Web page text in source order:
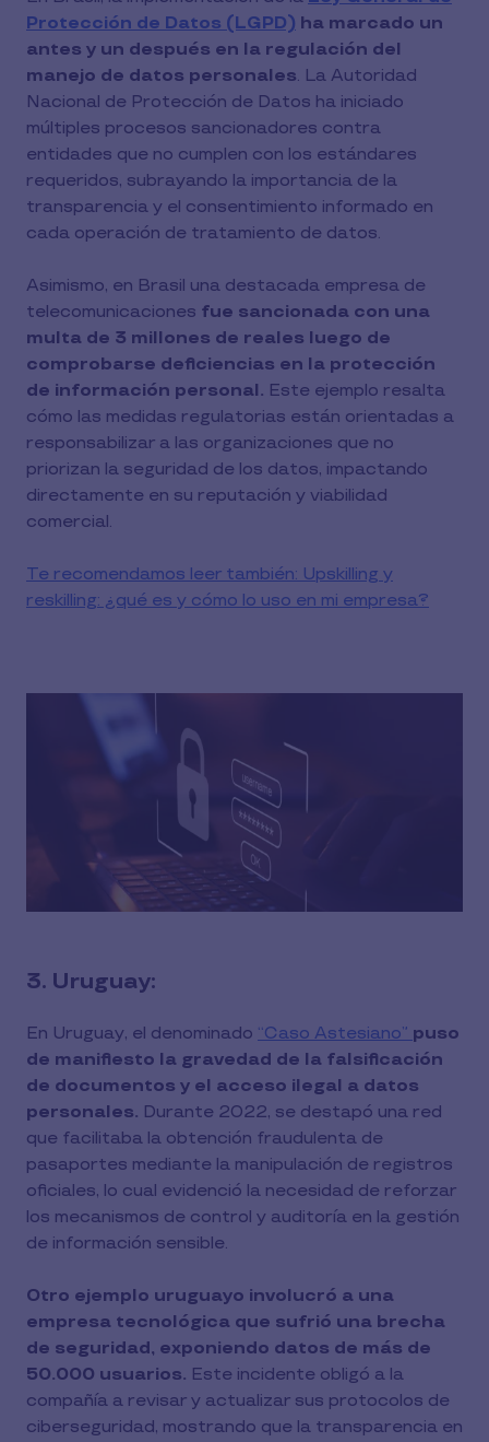
Protección de Datos (LGPD) ha marcado un
antes y un después en la regulación del
manejo de datos personales. La Autoridad
Nacional de Protección de Datos ha iniciado
múltiples procesos sancionadores contra
entidades que no cumplen con los estándares
requeridos, subrayando la importancia de la
transparencia y el consentimiento informado en
cada operación de tratamiento de datos.
Asimismo, en Brasil una destacada empresa de
telecomunicaciones fue sancionada con una
multa de 3 millones de reales luego de
comprobarse deficiencias en la protección
de información personal. Este ejemplo resalta
cómo las medidas regulatorias están orientadas a
responsabilizar a las organizaciones que no
priorizan la seguridad de los datos, impactando
directamente en su reputación y viabilidad
comercial.
Te recomendamos leer también: Upskilling y
reskilling: ¿qué es y cómo lo uso en mi empresa?
3. Uruguay:
En Uruguay, el denominado “Caso Astesiano” puso
de manifiesto la gravedad de la falsificación
de documentos y el acceso ilegal a datos
personales. Durante 2022, se destapó una red
que facilitaba la obtención fraudulenta de
pasaportes mediante la manipulación de registros
oficiales, lo cual evidenció la necesidad de reforzar
los mecanismos de control y auditoría en la gestión
de información sensible.
Otro ejemplo uruguayo involucró a una
empresa tecnológica que sufrió una brecha
de seguridad, exponiendo datos de más de
50.000 usuarios. Este incidente obligó a la
compañía a revisar y actualizar sus protocolos de
ciberseguridad, mostrando que la transparencia en